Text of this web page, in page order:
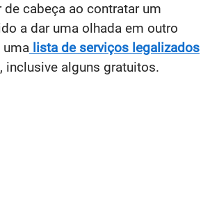
de cabeça ao contratar um
a dar uma olhada em outro
uma lista de serviços legalizados
, inclusive alguns gratuitos.